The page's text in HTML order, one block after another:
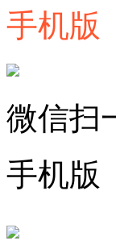
手机版
微信扫
手机版